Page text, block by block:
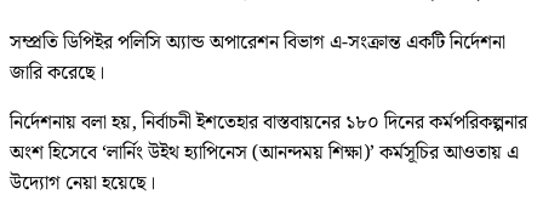
সম্প্রতি ডিপিইর পলিসি অ্যান্ড অপারেশন বিভাগ এ-সংক্রান্ত একটি নির্দেশনা
জারি করেছে।
নির্দেশনায় বলা হয়, নির্বাচনী ইশতেহার বাস্তবায়নের ১৮০ দিনের কর্মপরিকল্পনার
অংশ হিসেবে ‘লার্নিং উইথ হ্যাপিনেস (আনন্দময় শিক্ষা)’ কর্মসূচির আওতায় এ
উদ্যোগ নেয়া হয়েছে।